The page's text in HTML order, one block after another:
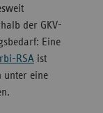
der GKV-
Eine
RSA ist
unter eine